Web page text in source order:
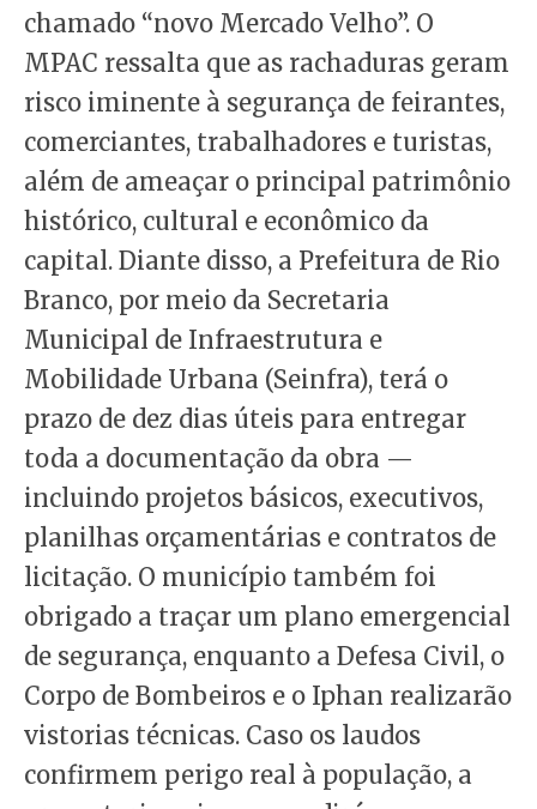
chamado “novo Mercado Velho”. O
MPAC ressalta que as rachaduras geram
risco iminente à segurança de feirantes,
comerciantes, trabalhadores e turistas,
além de ameaçar o principal patrimônio
histórico, cultural e econômico da
capital. Diante disso, a Prefeitura de Rio
Branco, por meio da Secretaria
Municipal de Infraestrutura e
Mobilidade Urbana (Seinfra), terá o
prazo de dez dias úteis para entregar
toda a documentação da obra —
incluindo projetos básicos, executivos,
planilhas orçamentárias e contratos de
licitação. O município também foi
obrigado a traçar um plano emergencial
de segurança, enquanto a Defesa Civil, o
Corpo de Bombeiros e o Iphan realizarão
vistorias técnicas. Caso os laudos
confirmem perigo real à população, a